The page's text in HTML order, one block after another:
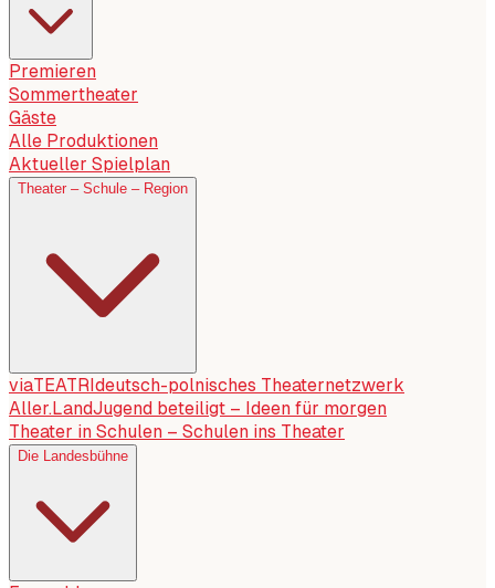
Premieren
Sommertheater
Gäste
Alle Produktionen
Aktueller Spielplan
Theater – Schule – Region
viaTEATRI deutsch-polnisches Theaternetzwerk
Aller.LandJugend beteiligt – Ideen für morgen
Theater in Schulen – Schulen ins Theater
Die Landesbühne